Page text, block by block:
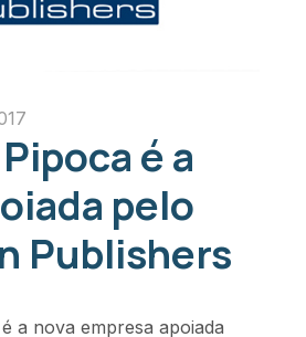
é a
pelo
Publishers
a nova empresa apoiada